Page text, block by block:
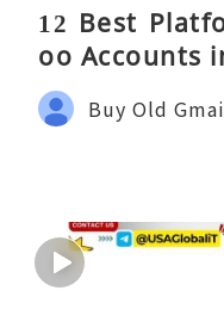
12 Best
oo Accounts
Buy Old